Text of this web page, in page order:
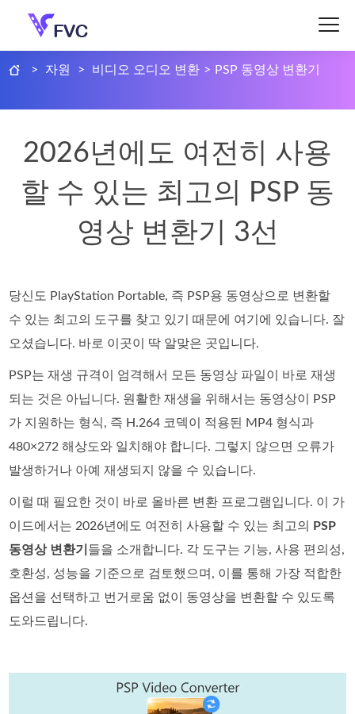
> 자원 > 비디오 오디오 변환 > PSP 동영상 변환기
2026년에도 여전히 사용
할 수 있는 최고의 PSP 동
영상 변환기 3선
당신도 PlayStation Portable, 즉 PSP용 동영상으로 변환할
수 있는 최고의 도구를 찾고 있기 때문에 여기에 있습니다. 잘
오셨습니다. 바로 이곳이 딱 알맞은 곳입니다.
PSP는 재생 규격이 엄격해서 모든 동영상 파일이 바로 재생
되는 것은 아닙니다. 원활한 재생을 위해서는 동영상이 PSP
가 지원하는 형식, 즉 H.264 코덱이 적용된 MP4 형식과
480×272 해상도와 일치해야 합니다. 그렇지 않으면 오류가
발생하거나 아예 재생되지 않을 수 있습니다.
이럴 때 필요한 것이 바로 올바른 변환 프로그램입니다. 이 가
이드에서는 2026년에도 여전히 사용할 수 있는 최고의
PSP
동영상 변환기 들을 소개합니다. 각 도구는 기능, 사용 편의성,
호환성, 성능을 기준으로 검토했으며, 이를 통해 가장 적합한
옵션을 선택하고 번거로움 없이 동영상을 변환할 수 있도록
도와드립니다.